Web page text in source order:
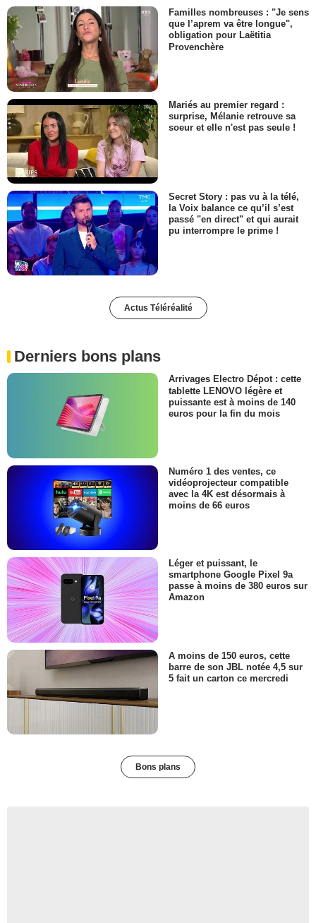
Familles nombreuses : "Je sens
que l’aprem va être longue",
obligation pour Laëtitia
Provenchère
Mariés au premier regard :
surprise, Mélanie retrouve sa
soeur et elle n'est pas seule !
Secret Story : pas vu à la télé,
la Voix balance ce qu’il s’est
passé "en direct" et qui aurait
pu interrompre le prime !
Actus Téléréalité
Derniers bons plans
Arrivages Electro Dépot : cette
tablette LENOVO légère et
puissante est à moins de 140
euros pour la fin du mois
Numéro 1 des ventes, ce
vidéoprojecteur compatible
avec la 4K est désormais à
moins de 66 euros
Léger et puissant, le
smartphone Google Pixel 9a
passe à moins de 380 euros sur
Amazon
A moins de 150 euros, cette
barre de son JBL notée 4,5 sur
5 fait un carton ce mercredi
Bons plans